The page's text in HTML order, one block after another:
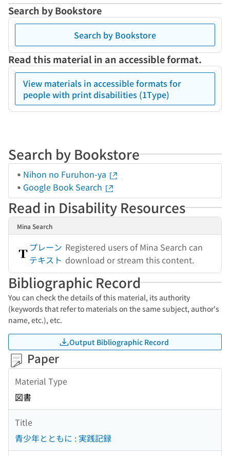
Search by Bookstore
Search by Bookstore
Read this material in an accessible format.
View materials in accessible formats for
people with print disabilities (1Type)
Search by Bookstore
Nihon no Furuhon-ya
Google Book Search
Read in Disability Resources
Mina Search
プレーン
テキスト
Registered users of Mina Search can
download or stream this content.
Bibliographic Record
You can check the details of this material, its authority
(keywords that refer to materials on the same subject, author's
name, etc.), etc.
Output Bibliographic Record
Paper
Material Type
図書
Title
青少年とともに : 実践記録